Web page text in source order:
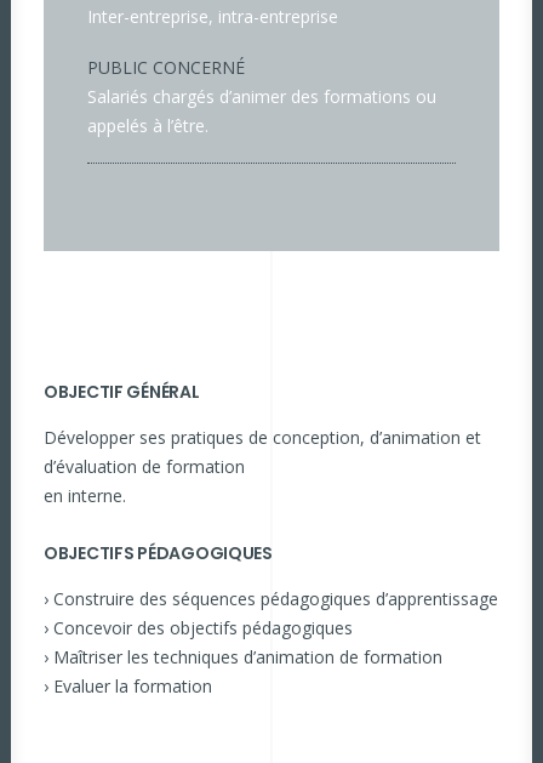
Inter-entreprise, intra-entreprise
PUBLIC CONCERNÉ
Salariés chargés d’animer des formations ou
appelés à l’être.
OBJECTIF GÉNÉRAL
Développer ses pratiques de conception, d’animation et
d’évaluation de formation
en interne.
OBJECTIFS PÉDAGOGIQUES
› Construire des séquences pédagogiques d’apprentissage
› Concevoir des objectifs pédagogiques
› Maîtriser les techniques d’animation de formation
› Evaluer la formation